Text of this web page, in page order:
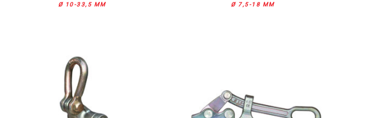
Ø 10-33,5 MM Ø 7,5-18 MM